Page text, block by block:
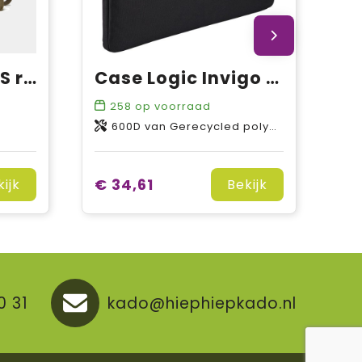
VINGA Bosler RCS rcanvas laptoptas Case Logic Invigo 15,6" gerecyclede laptophoes
258 op voorraad
600D van Gerecycled polyester
€ 34,61 Bekijk
31 kado@hiephiepkado.nl